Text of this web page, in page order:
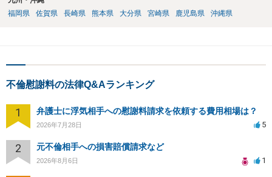
福岡県
佐賀県 長崎県 熊本県 大分県 宮崎県 鹿児島県 沖縄県
不倫慰謝料の法律Q&Aランキング
1 弁護士に浮気相手への慰謝料請求を依頼する費用相場は？
2026年7月28日 5
2 元不倫相手への損害賠償請求など
2026年8月6日 1